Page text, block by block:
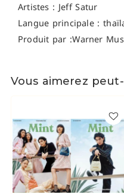
Artistes : Jeff Satur
Langue principale :
Produit par :Warner
Vous aimerez